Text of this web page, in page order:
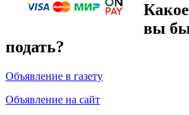
вы
подать?
Объявление в газету
Объявление на сайт